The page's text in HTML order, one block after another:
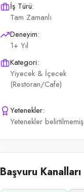
İş Türü:
Tam Zamanlı
Deneyim:
1+ Yıl
Kategori:
Yiyecek & İçecek
(Restoran/Cafe)
Yetenekler:
Yetenekler belirtilmemiş
Başvuru Kanalları